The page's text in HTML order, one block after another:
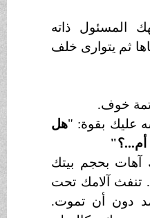
المسئول ذاته
ثم يتوارى خلف
خوف.
بقوة: "هل
بحجم بيتك
آلامك تحت
دون أن تموت.